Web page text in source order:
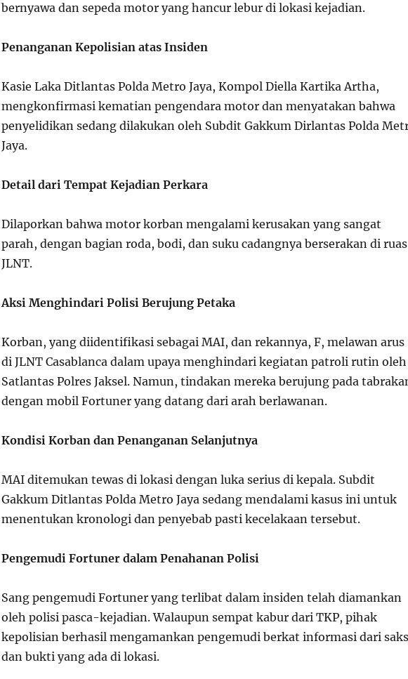
bernyawa dan sepeda motor yang hancur lebur di lokasi kejadian.
Penanganan Kepolisian atas Insiden
Kasie Laka Ditlantas Polda Metro Jaya, Kompol Diella Kartika Artha,
mengkonfirmasi kematian pengendara motor dan menyatakan bahwa
penyelidikan sedang dilakukan oleh Subdit Gakkum Dirlantas Polda
Jaya.
Detail dari Tempat Kejadian Perkara
Dilaporkan bahwa motor korban mengalami kerusakan yang sangat
parah, dengan bagian roda, bodi, dan suku cadangnya berserakan di ruas
JLNT.
Aksi Menghindari Polisi Berujung Petaka
Korban, yang diidentifikasi sebagai MAI, dan rekannya, F, melawan arus
di JLNT Casablanca dalam upaya menghindari kegiatan patroli rutin oleh
Satlantas Polres Jaksel. Namun, tindakan mereka berujung pada
dengan mobil Fortuner yang datang dari arah berlawanan.
Kondisi Korban dan Penanganan Selanjutnya
MAI ditemukan tewas di lokasi dengan luka serius di kepala. Subdit
Gakkum Ditlantas Polda Metro Jaya sedang mendalami kasus ini untuk
menentukan kronologi dan penyebab pasti kecelakaan tersebut.
Pengemudi Fortuner dalam Penahanan Polisi
Sang pengemudi Fortuner yang terlibat dalam insiden telah diamankan
oleh polisi pasca-kejadian. Walaupun sempat kabur dari TKP, pihak
kepolisian berhasil mengamankan pengemudi berkat informasi dari
dan bukti yang ada di lokasi.